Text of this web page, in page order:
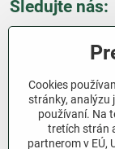
Sledujte nás:
Všetko o
Ďakujeme
Cookies
stránky, analýzu
používaní. Na
tretích strán
partnerom v EÚ,